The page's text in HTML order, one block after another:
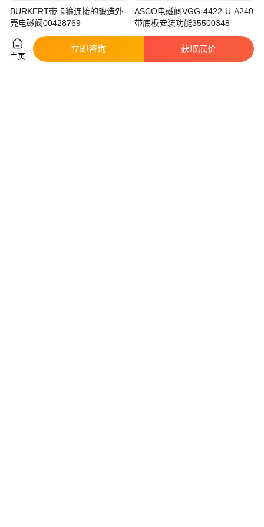
BURKERT带卡箍连接的锻造外
壳电磁阀00428769
实地验商
￥1290
ASCO电磁阀VGG-4422-U-A240
带底板安装功能35500348
实地验商
/个 上海
主页
立即咨询 获取底价